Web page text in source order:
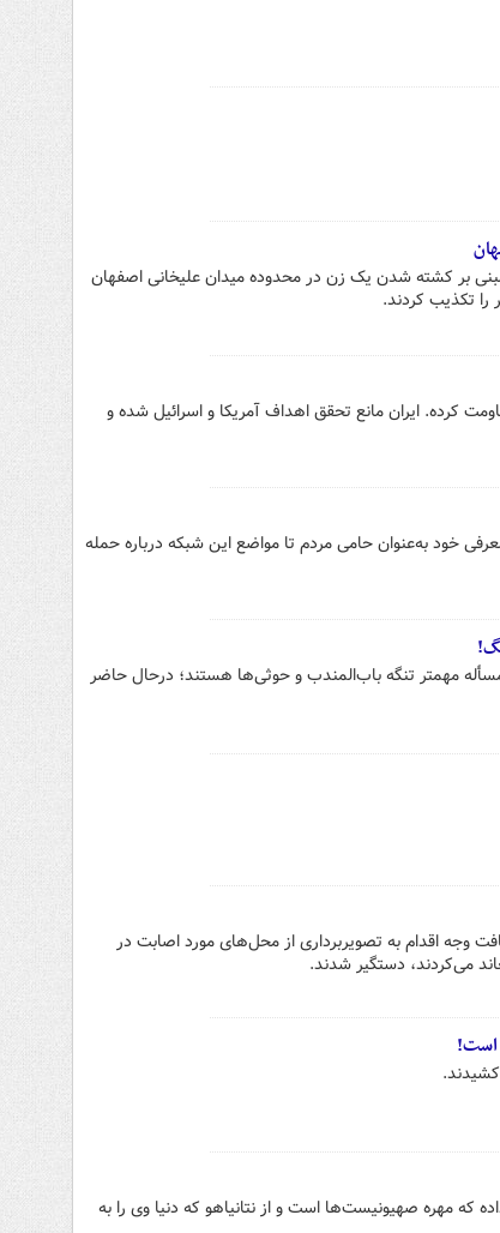
بر کشته شدن یک زن در محدوده میدان علیخانی اصفهان
تکذیب کردند.
کرده. ایران مانع تحقق اهداف آمریکا و اسرائیل شده و
خود به‌عنوان حامی مردم تا مواضع این شبکه درباره حمله
مهمتر تنگه باب‌المندب و حوثی‌ها هستند؛ درحال حاضر
وجه اقدام به تصویربرداری از محل‌های مورد اصابت در
می‌کردند، دستگیر شدند.
است!
که مهره صهیونیست‌ها است و از نتانیاهو که دنیا وی را به